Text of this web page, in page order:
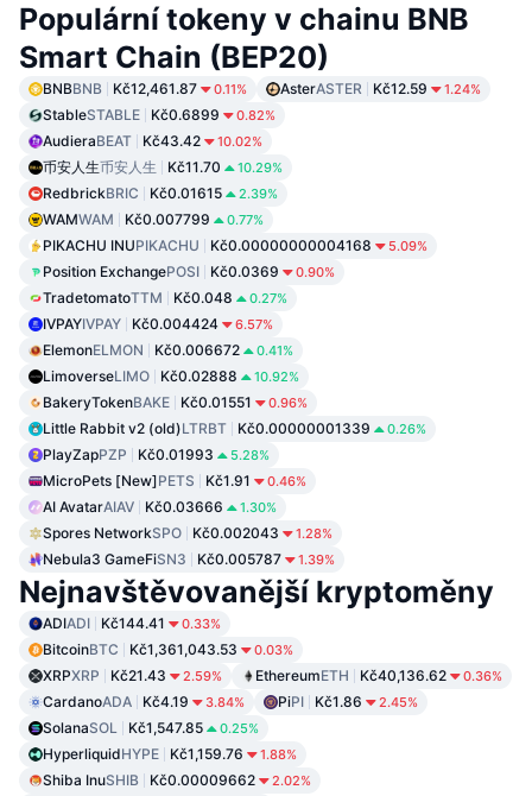
Populární tokeny v chainu BNB
Smart Chain (BEP20)
BNBBNB Kč12,461.87 0.11% AsterASTER Kč12.59 1.24%
StableSTABLE Kč0.6899 0.82%
AudieraBEAT Kč43.42 10.02%
币安人生币安人生 Kč11.70 10.29%
RedbrickBRIC Kč0.01615 2.39%
WAMWAM Kč0.007799 0.77%
PIKACHU INUPIKACHU Kč0.00000000004168 5.09%
Position ExchangePOSI Kč0.0369 0.90%
TradetomatoTTM Kč0.048 0.27%
IVPAYIVPAY Kč0.004424 6.57%
ElemonELMON Kč0.006672 0.41%
LimoverseLIMO Kč0.02888 10.92%
BakeryTokenBAKE Kč0.01551 0.96%
Little Rabbit v2 (old)LTRBT Kč0.00000001339 0.26%
PlayZapPZP Kč0.01993 5.28%
MicroPets [New]PETS Kč1.91 0.46%
AI AvatarAIAV Kč0.03666 1.30%
Spores NetworkSPO Kč0.002043 1.28%
Nebula3 GameFiSN3 Kč0.005787 1.39%
Nejnavštěvovanější kryptoměny
ADIADI Kč144.41 0.33%
BitcoinBTC Kč1,361,043.53 0.03%
XRPXRP Kč21.43 2.59% EthereumETH Kč40,136.62 0.36%
CardanoADA Kč4.19 3.84% PiPI Kč1.86 2.45%
SolanaSOL Kč1,547.85 0.25%
HyperliquidHYPE Kč1,159.76 1.88%
Shiba InuSHIB Kč0.00009662 2.02%